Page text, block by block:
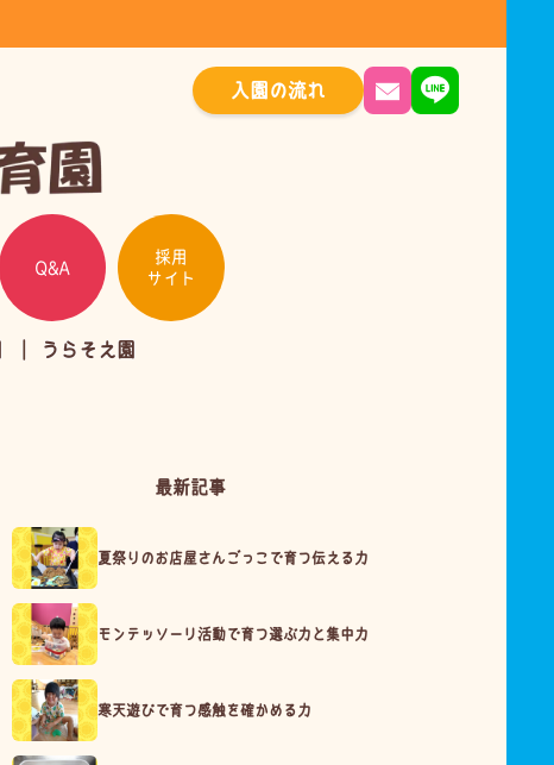
入園の流れ
Q&A
採用
サイト
うらそえ園
最新記事
夏祭りのお店屋さんごっこで育つ伝える力
モンテッソーリ活動で育つ選ぶ力と集中力
寒天遊びで育つ感触を確かめる力